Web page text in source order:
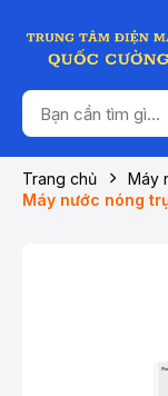
Trang chủ
Máy
Máy nước nóng